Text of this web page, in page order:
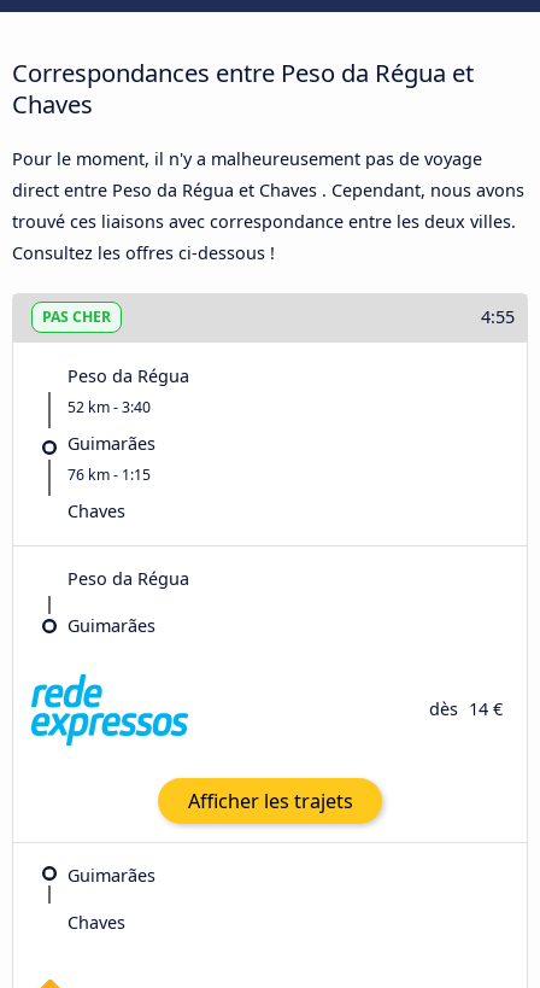
Correspondances entre Peso da Régua et
Chaves
Pour le moment, il n'y a malheureusement pas de voyage
direct entre Peso da Régua et Chaves . Cependant, nous avons
trouvé ces liaisons avec correspondance entre les deux villes.
Consultez les offres ci-dessous !
PAS CHER 4:55
Peso da Régua
52 km - 3:40
Guimarães
76 km - 1:15
Chaves
Peso da Régua
Guimarães
dès 14 €
Afficher les trajets
Guimarães
Chaves